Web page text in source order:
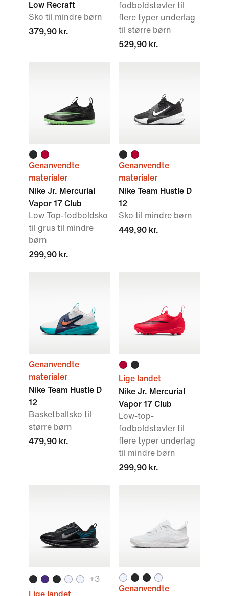
Low Recraft
Sko til mindre børn
379,90 kr.
fodboldstøvler til
flere typer underlag
til større børn
529,90 kr.
Genanvendte
materialer
Nike Jr. Mercurial
Vapor 17 Club
Low Top-fodboldsko
til grus til mindre
børn
299,90 kr.
Genanvendte
materialer
Nike Team Hustle D
12
Sko til mindre børn
449,90 kr.
Genanvendte
materialer
Nike Team Hustle D
12
Basketballsko til
større børn
479,90 kr.
Lige landet
Nike Jr. Mercurial
Vapor 17 Club
Low-top-
fodboldstøvler til
flere typer underlag
til mindre børn
299,90 kr.
+3
Lige landet
Genanvendte